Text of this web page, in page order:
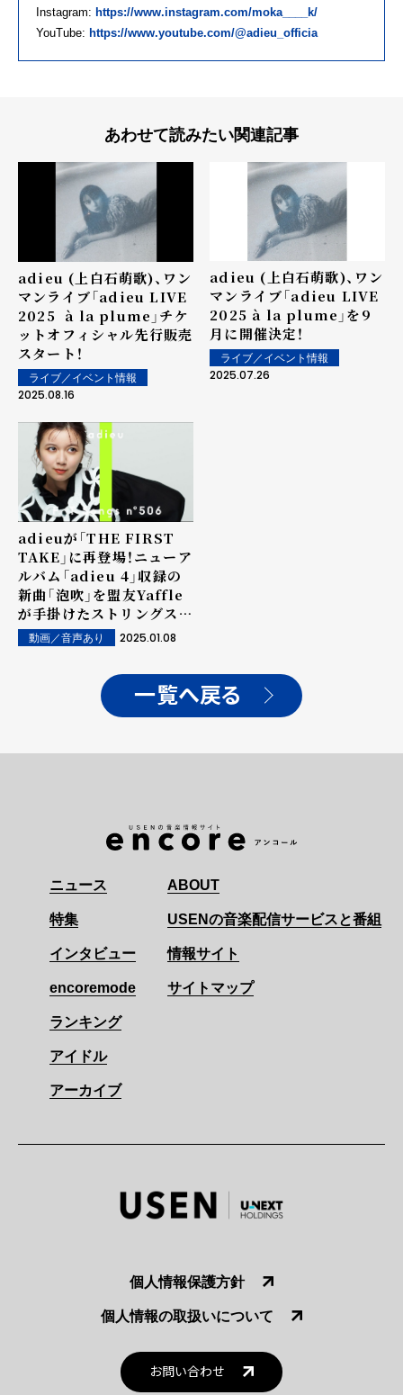
Instagram: https://www.instagram.com/moka____k/
YouTube: https://www.youtube.com/@adieu_officia
あわせて読みたい関連記事
adieu (上白石萌歌)、ワン
マンライブ「adieu LIVE
2025 à la plume」チケ
ットオフィシャル先行販売
スタート！
ライブ／イベント情報
2025.08.16
adieu (上白石萌歌)、ワン
マンライブ「adieu LIVE
2025 à la plume」を9
月に開催決定！
ライブ／イベント情報
2025.07.26
adieuが「THE FIRST
TAKE」に再登場！ニューア
ルバム「adieu 4」収録の
新曲「泡吹」を盟友Yaffle
が手掛けたストリングスア
レンジにて披露。
動画／音声あり 2025.01.08
一覧へ戻る
ニュース
特集
インタビュー
encoremode
ランキング
アイドル
アーカイブ
ABOUT
USENの音楽配信サービスと番組
情報サイト
サイトマップ
個人情報保護方針
個人情報の取扱いについて
お問い合わせ